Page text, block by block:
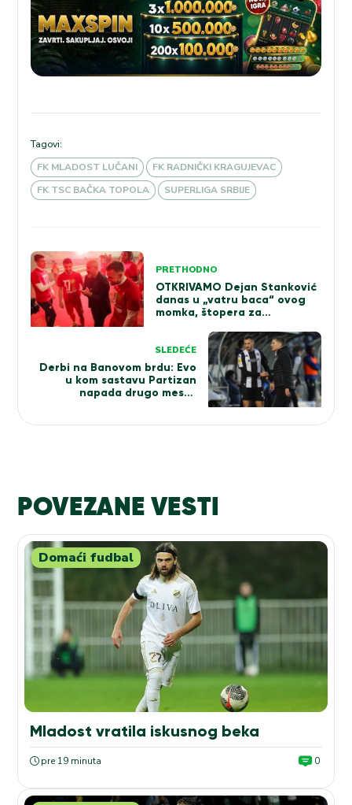
Tagovi:
FK MLADOST LUČANI
FK RADNIČKI KRAGUJEVAC
FK TSC BAČKA TOPOLA
SUPERLIGA SRBIJE
Kretanje
članka
PRETHODNO
OTKRIVAMO Dejan Stanković
danas u „vatru baca“ ovog
momka, štopera za
SLEDEĆE
Derbi na Banovom brdu: Evo
u kom sastavu Partizan
napada drugo mesto
POVEZANE VESTI
Domaći fudbal
Mladost vratila iskusnog beka
pre 19 minuta 0